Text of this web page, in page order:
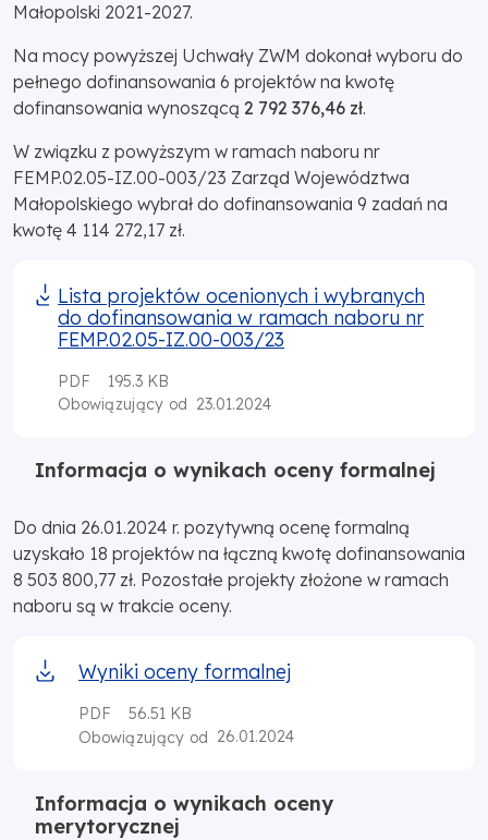
Małopolski 2021-2027.
Na mocy powyższej Uchwały ZWM dokonał wyboru do
pełnego dofinansowania 6 projektów na kwotę
dofinansowania wynoszącą 2 792 376,46 zł.
W związku z powyższym w ramach naboru nr
FEMP.02.05-IZ.00-003/23 Zarząd Województwa
Małopolskiego wybrał do dofinansowania 9 zadań na
kwotę 4 114 272,17 zł.
Lista projektów ocenionych i wybranych
do dofinansowania w ramach naboru nr
FEMP.02.05-IZ.00-003/23
PDF
195.3 KB
Obowiązujący od 23.01.2024
Informacja o wynikach oceny formalnej
Do dnia 26.01.2024 r. pozytywną ocenę formalną
uzyskało 18 projektów na łączną kwotę dofinansowania
8 503 800,77 zł. Pozostałe projekty złożone w ramach
naboru są w trakcie oceny.
Wyniki oceny formalnej
PDF
56.51 KB
Obowiązujący od 26.01.2024
Informacja o wynikach oceny
merytorycznej